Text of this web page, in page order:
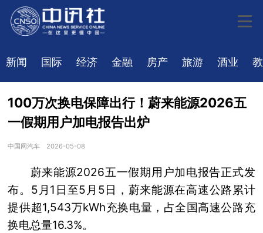
新闻 国际 经济 金融 房产 旅游 酒业
100万次换电保障出行！蔚来能源2026五
一假期用户加电报告出炉
中国网汽车 2026-05-08
蔚来能源2026五一假期用户加电报告正式发
布。5月1日至5月5日，蔚来能源在高速公路累计
提供超1,543万kWh充换电量，占全国高速公路充
换电总量16.3%。